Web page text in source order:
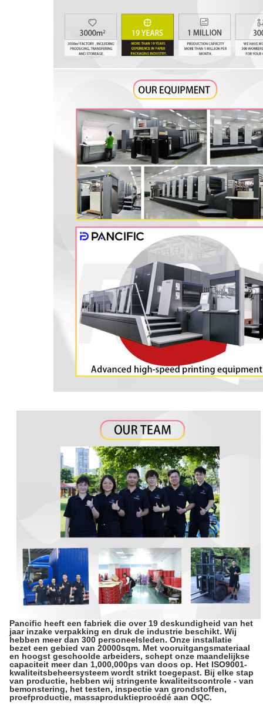
Pancific heeft een fabriek die over 19 deskundigheid van het
jaar inzake verpakking en druk de industrie beschikt. Wij
hebben meer dan 300 personeelsleden. Onze installatie
bezet een gebied van 20000sqm. Met vooruitgangsmateriaal
en hoogst geschoolde arbeiders, schept onze maandelijkse
capaciteit meer dan 1,000,000ps van doos op. Het ISO9001-
kwaliteitsbeheersysteem wordt strikt toegepast. Bij elke stap
van productie, hebben wij stringente kwaliteitscontrole - van
bemonstering, het testen, inspectie van grondstoffen,
proefproductie, massaproduktieprocédé aan OQC.